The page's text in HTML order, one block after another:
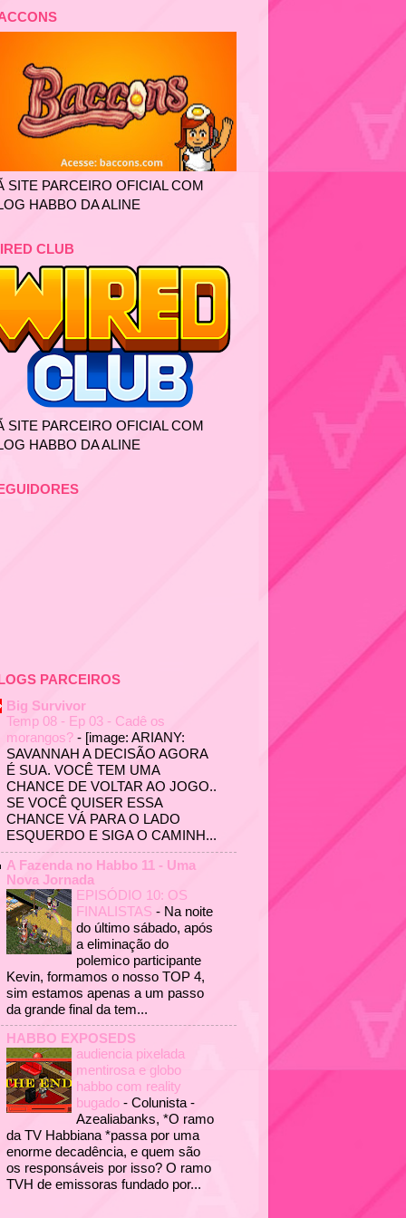
SITE PARCEIRO OFICIAL COM
HABBO DA ALINE
CLUB
SITE PARCEIRO OFICIAL COM
HABBO DA ALINE
PARCEIROS
Big Survivor
Temp 08 - Ep 03 - Cadê os
morangos? - [image: ARIANY:
SAVANNAH A DECISÃO AGORA
É SUA. VOCÊ TEM UMA
CHANCE DE VOLTAR AO JOGO..
SE VOCÊ QUISER ESSA
CHANCE VÁ PARA O LADO
ESQUERDO E SIGA O CAMINH...
A Fazenda no Habbo 11 - Uma
Nova Jornada
EPISÓDIO 10: OS
FINALISTAS - Na noite
do último sábado, após
a eliminação do
polemico participante
Kevin, formamos o nosso TOP 4,
sim estamos apenas a um passo
da grande final da tem...
HABBO EXPOSEDS
audiencia pixelada
mentirosa e globo
habbo com reality
bugado - Colunista -
Azealiabanks, *O ramo
da TV Habbiana *passa por uma
enorme decadência, e quem são
os responsáveis por isso? O ramo
TVH de emissoras fundado por...